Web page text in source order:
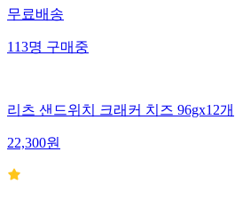
무료배송
113명구매중
리츠 샌드위치 크래커 치즈 96gx12개
22,300원